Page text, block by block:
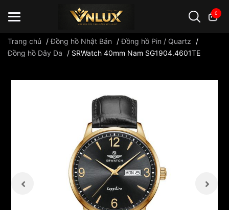
0
Trang chủ /Đồng hồ Nhật Bản /Đồng hồ Pin / Quartz
/
Đồng hồ Dây Da
/ SRWatch 40mm Nam SG1904.4601TE